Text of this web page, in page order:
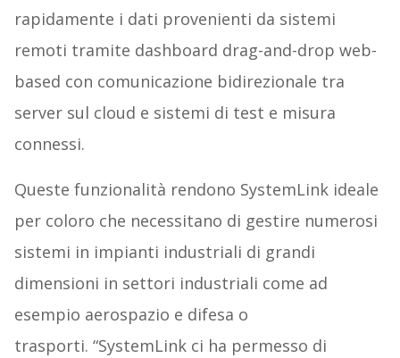
rapidamente i dati provenienti da sistemi
remoti tramite dashboard drag-and-drop web-
based con comunicazione bidirezionale tra
server sul cloud e sistemi di test e misura
connessi.
Queste funzionalità rendono SystemLink ideale
per coloro che necessitano di gestire numerosi
sistemi in impianti industriali di grandi
dimensioni in settori industriali come ad
esempio aerospazio e difesa o
trasporti. “SystemLink ci ha permesso di